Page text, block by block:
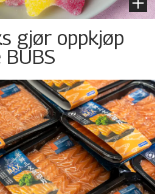
gjør oppkjøp